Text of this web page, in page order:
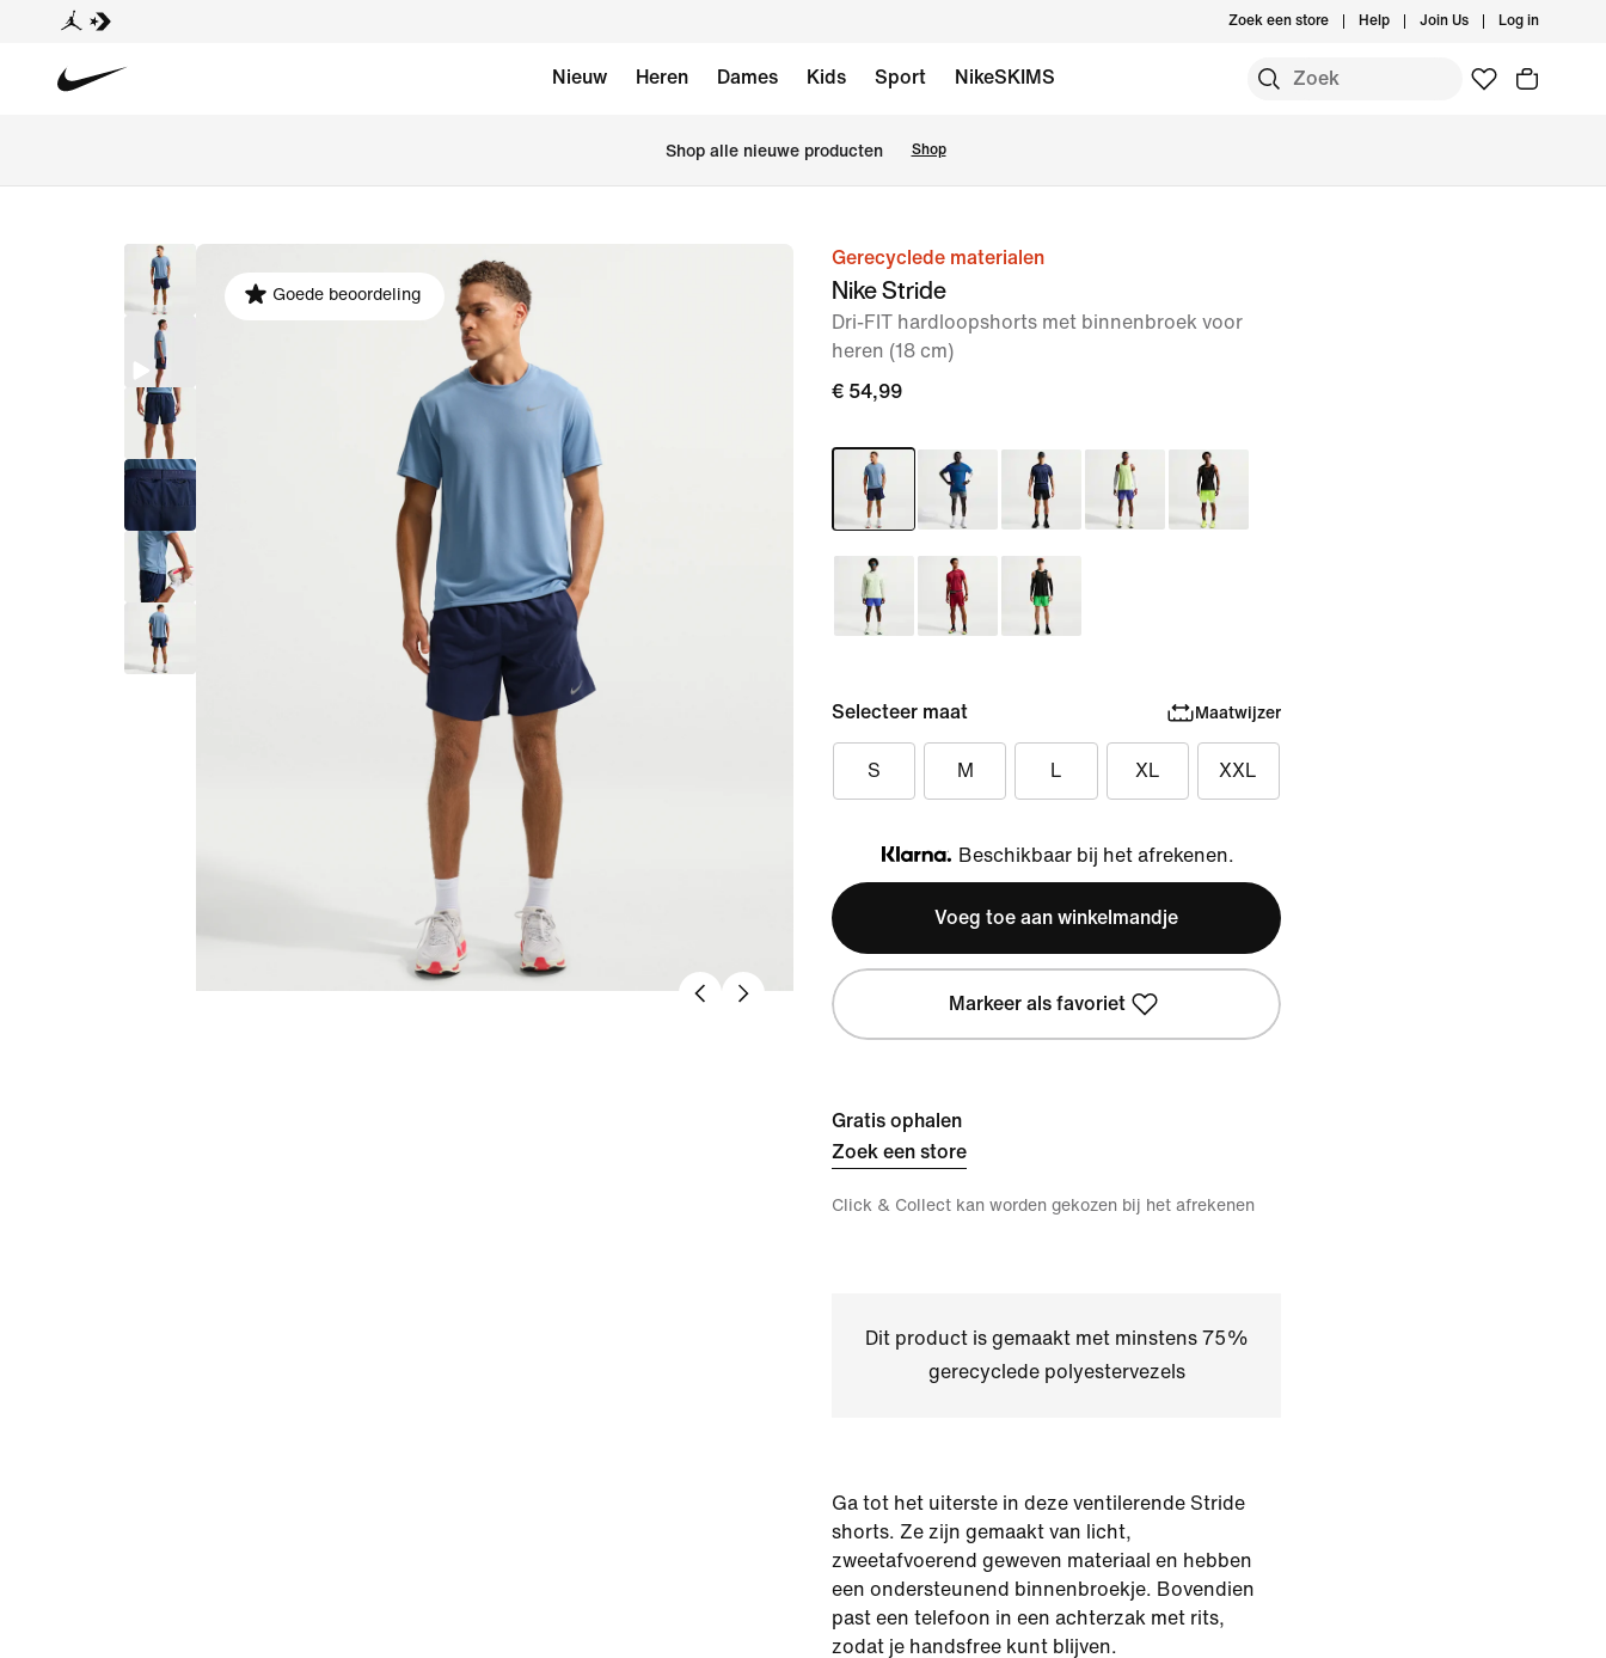
Zoek een store Help Join Us Log in
Nieuw Heren Dames Kids Sport NikeSKIMS
Shop alle nieuwe producten Shop
afbeelding
Goede beoordeling
Gerecyclede materialen
Nike Stride
Dri-FIT hardloopshorts met binnenbroek voor
heren (18 cm)
€ 54,99
Selecteer maat Maatwijzer
S M L XL XXL
Klarna
Beschikbaar bij het afrekenen.
Voeg toe aan winkelmandje
Markeer als favoriet
Gratis ophalen
Zoek een store
Click & Collect kan worden gekozen bij het afrekenen
Dit product is gemaakt met minstens 75%
gerecyclede polyestervezels
Ga tot het uiterste in deze ventilerende Stride
shorts. Ze zijn gemaakt van licht,
zweetafvoerend geweven materiaal en hebben
een ondersteunend binnenbroekje. Bovendien
past een telefoon in een achterzak met rits,
zodat je handsfree kunt blijven.